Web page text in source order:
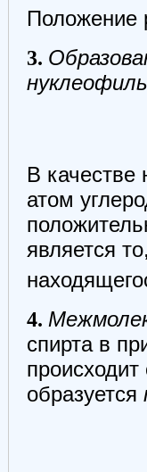
Положение
3.
В качестве
атом
является
4.
спирта в
образуется